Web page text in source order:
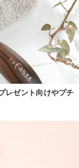
レゼント向けやプチ